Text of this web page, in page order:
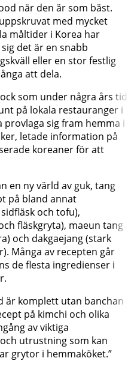
när den är som bäst.
med mycket
måltider i Korea har
det är en snabb
eller en stor festlig
att dela.
som under några års tid
på lokala restauranger i
provlaga sig fram hemma i
letade information på
koreaner för att
en ny värld av guk, tang
på bland annat
och tofu),
fläskgryta), maeun tang
och dakgaejang (stark
Många av recepten går
de flesta ingredienser i
är komplett utan banchan
på kimchi och olika
av viktiga
utrustning som kan
grytor i hemmaköket.”